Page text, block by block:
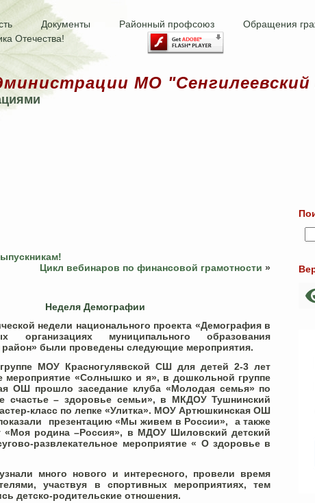
Документы Районный профсоюз Обращения
Отечества!
МО
Цикл вебинаров по финансовой грамотности »
Неделя Демографии
недели национального проекта «Демография в
организациях муниципального образования
район» были проведены следующие мероприятия.
МОУ Красногулявской СШ для детей 2-3 лет
мероприятие «Солнышко и я», в дошкольной группе
ОШ прошло заседание клуба «Молодая семья» по
счастье – здоровье семьи», в МКДОУ Тушнинский
класс по лепке «Улитка». МОУ Артюшкинская ОШ
презентацию «Мы живем в России», а также
«Моя родина –Россия», в МДОУ Шиловский детский
развлекательное мероприятие « О здоровье в
много нового и интересного, провели время
участвуя в спортивных мероприятиях, тем
детско-родительские отношения.